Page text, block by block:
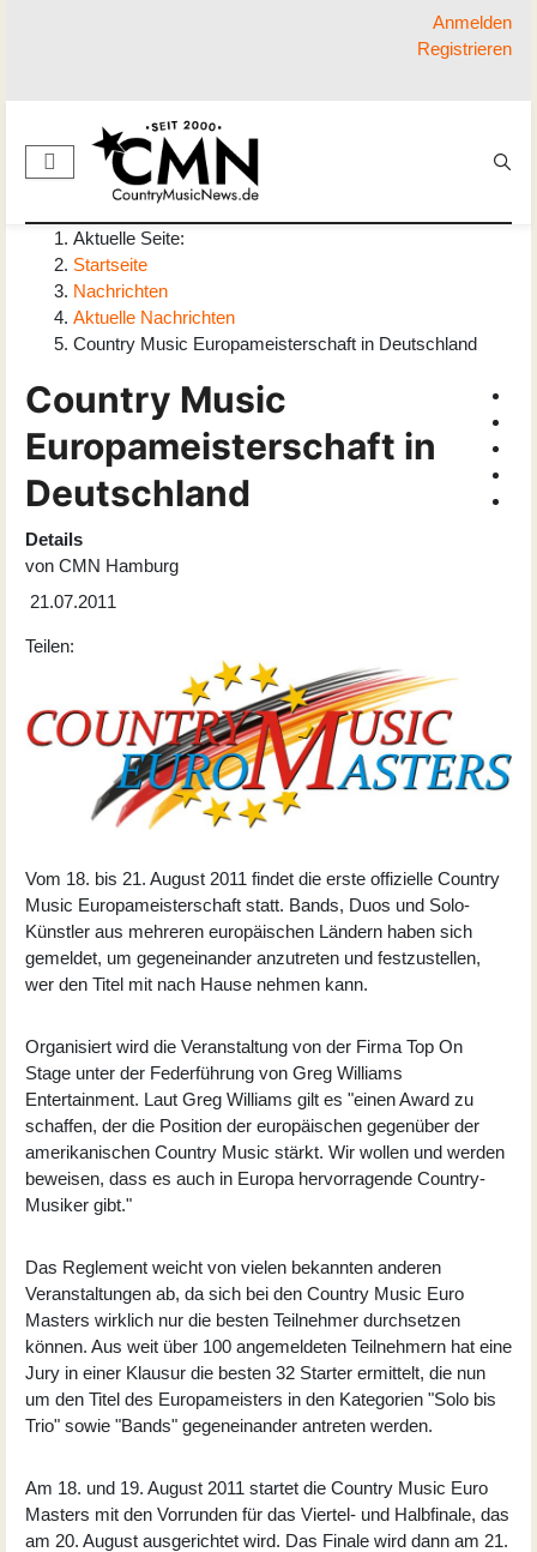
Anmelden
Registrieren
Aktuelle Seite:
Startseite
Nachrichten
Aktuelle Nachrichten
Country Music Europameisterschaft in Deutschland
Country Music
Europameisterschaft in
Deutschland
Details
von CMN Hamburg
21.07.2011
Teilen:
Vom 18. bis 21. August 2011 findet die erste offizielle Country
Music Europameisterschaft statt. Bands, Duos und Solo-
Künstler aus mehreren europäischen Ländern haben sich
gemeldet, um gegeneinander anzutreten und festzustellen,
wer den Titel mit nach Hause nehmen kann.
Organisiert wird die Veranstaltung von der Firma Top On
Stage unter der Federführung von Greg Williams
Entertainment. Laut Greg Williams gilt es "einen Award zu
schaffen, der die Position der europäischen gegenüber der
amerikanischen Country Music stärkt. Wir wollen und werden
beweisen, dass es auch in Europa hervorragende Country-
Musiker gibt."
Das Reglement weicht von vielen bekannten anderen
Veranstaltungen ab, da sich bei den Country Music Euro
Masters wirklich nur die besten Teilnehmer durchsetzen
können. Aus weit über 100 angemeldeten Teilnehmern hat eine
Jury in einer Klausur die besten 32 Starter ermittelt, die nun
um den Titel des Europameisters in den Kategorien "Solo bis
Trio" sowie "Bands" gegeneinander antreten werden.
Am 18. und 19. August 2011 startet die Country Music Euro
Masters mit den Vorrunden für das Viertel- und Halbfinale, das
am 20. August ausgerichtet wird. Das Finale wird dann am 21.